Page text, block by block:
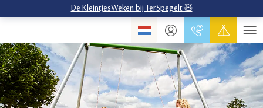
De KleintjesWeken bij TerSpegelt 🧸